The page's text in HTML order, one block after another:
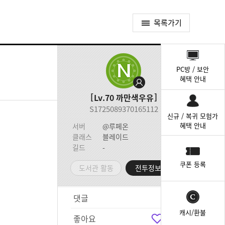
목록가기
Lv.70까만색우유
S1725089370165112
서버
@루페온
클래스
블레이드
길드
-
도서관 활동 전투정보실
댓글
좋아요
PC방 / 보안
혜택 안내
신규 / 복귀 모험가
혜택 안내
쿠폰 등록
캐시/환불